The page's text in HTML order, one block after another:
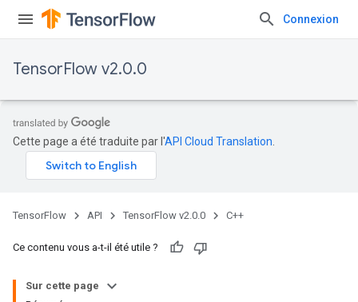
Connexion
TensorFlow v2.0.0
Cette page a été traduite par l'API Cloud Translation
TensorFlow API TensorFlow v2.0.0 C++
Ce contenu vous a-t-il été utile ?
Sur cette page